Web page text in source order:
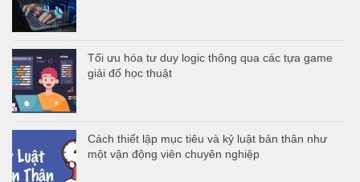
Tối ưu hóa tư duy logic thông qua các tựa game
giải đố học thuật
Cách thiết lập mục tiêu và kỷ luật bản thân như
một vận động viên chuyên nghiệp